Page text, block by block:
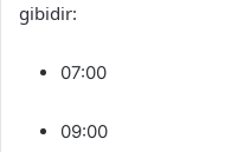
gibidir:
07:00
09:00